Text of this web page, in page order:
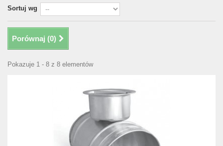
Sortuj wg
Porównaj (0)
Pokazuje 1 - 8 z 8 elementów